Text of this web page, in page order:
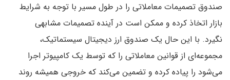
صندوق تصمیمات معاملاتی را در طول مسیر با توجه به شرایط
بازار اتخاذ کرده و ممکن است در آینده تصمیمات مشابهی
نگیرد. با این حال یک صندوق ارز دیجیتال سیستماتیک،
مجموعه‌ای از قوانین معاملاتی را که توسط یک کامپیوتر اجرا
می‌شود را پیاده کرده و تضمین می‌کند که خروجی همیشه روند